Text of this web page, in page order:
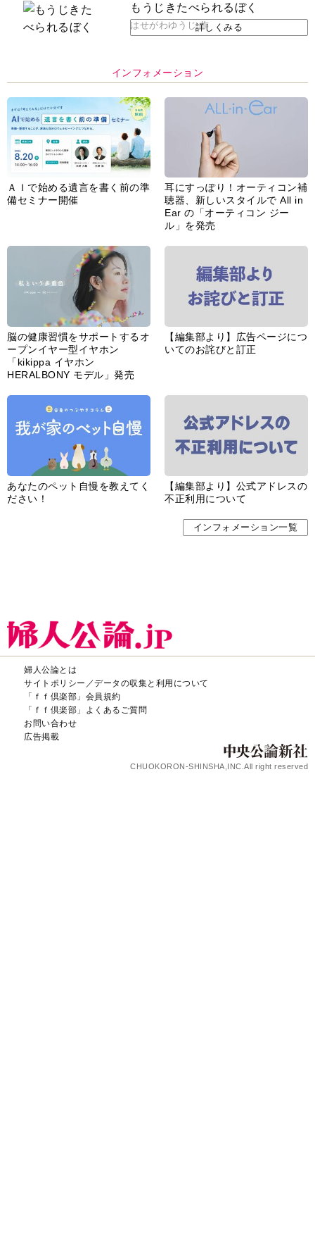
もうじきたべられるぼく
はせがわゆうじ 作詳しくみる
インフォメーション
ＡＩで始める遺言を書く前の準
備セミナー開催
耳にすっぽり！オーティコン補
聴器、新しいスタイルで All in
Ear の「オーティコン ジー
ル」を発売
脳の健康習慣をサポートするオ
ープンイヤー型イヤホン
「kikippa イヤホン
HERALBONY モデル」発売
【編集部より】広告ページにつ
いてのお詫びと訂正
あなたのペット自慢を教えてく
ださい！
【編集部より】公式アドレスの
不正利用について
インフォメーション一覧
婦人公論とは
サイトポリシー／データの収集と利用について
「ｆｆ倶楽部」会員規約
「ｆｆ倶楽部」よくあるご質問
お問い合わせ
広告掲載
CHUOKORON-SHINSHA,INC.All right reserved